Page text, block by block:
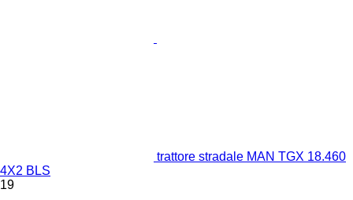
trattore stradale MAN TGX 18.460
4X2 BLS
19